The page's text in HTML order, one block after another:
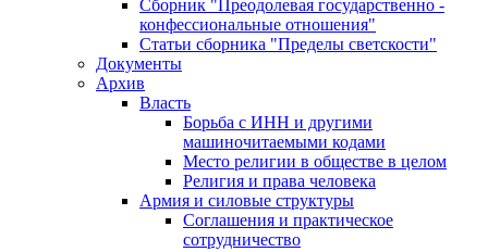
Сборник "Преодолевая государственно -
конфессиональные отношения"
Статьи сборника "Пределы светскости"
Документы
Архив
Власть
Борьба с ИНН и другими
машиночитаемыми кодами
Место религии в обществе в целом
Религия и права человека
Армия и силовые структуры
Соглашения и практическое
сотрудничество